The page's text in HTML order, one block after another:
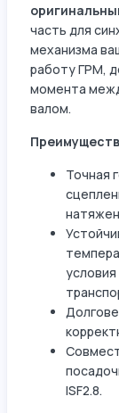
часть для
механизма
работу ГРМ,
момента
валом.
Точная
ISF2.8.